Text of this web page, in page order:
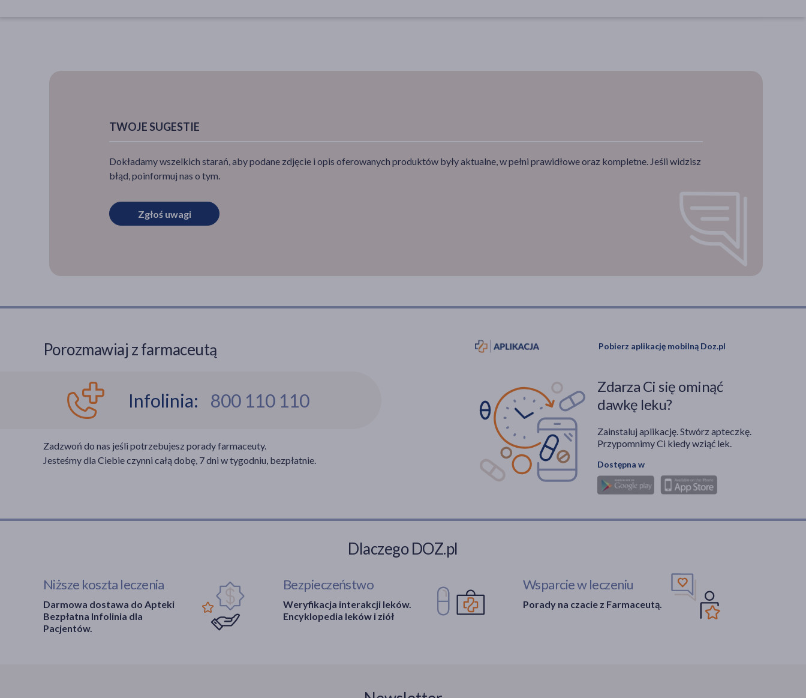
TWOJE SUGESTIE
Dokładamy wszelkich starań, aby podane zdjęcie i opis oferowanych produktów były aktualne, w pełni prawidłowe oraz kompletne. Jeśli widzisz
błąd, poinformuj nas o tym.
Zgłoś uwagi
Porozmawiaj z farmaceutą
Infolinia: 800 110 110
Zadzwoń do nas jeśli potrzebujesz porady farmaceuty.
Jesteśmy dla Ciebie czynni całą dobę, 7 dni w tygodniu, bezpłatnie.
Pobierz aplikację mobilną Doz.pl
Zdarza Ci się ominąć
dawkę leku?
Zainstaluj aplikację. Stwórz apteczkę.
Przypomnimy Ci kiedy wziąć lek.
Dostępna w
Dlaczego DOZ.pl
Niższe koszta leczenia
Darmowa dostawa do Apteki
Bezpłatna Infolinia dla
Pacjentów.
Bezpieczeństwo
Weryfikacja interakcji leków.
Encyklopedia leków i ziół
Wsparcie w leczeniu
Porady na czacie z Farmaceutą.